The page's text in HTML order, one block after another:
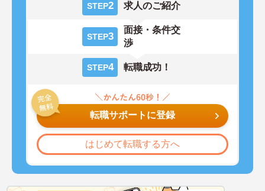
STEP2 求人のご紹介
STEP3
面接・条件交
渉
STEP4 転職成功！
転職サポートに登録
はじめて転職する方へ